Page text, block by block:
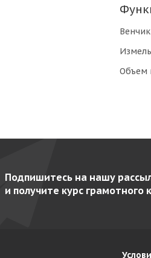
Объем
Подпишитесь на нашу
и получите курс грамотного